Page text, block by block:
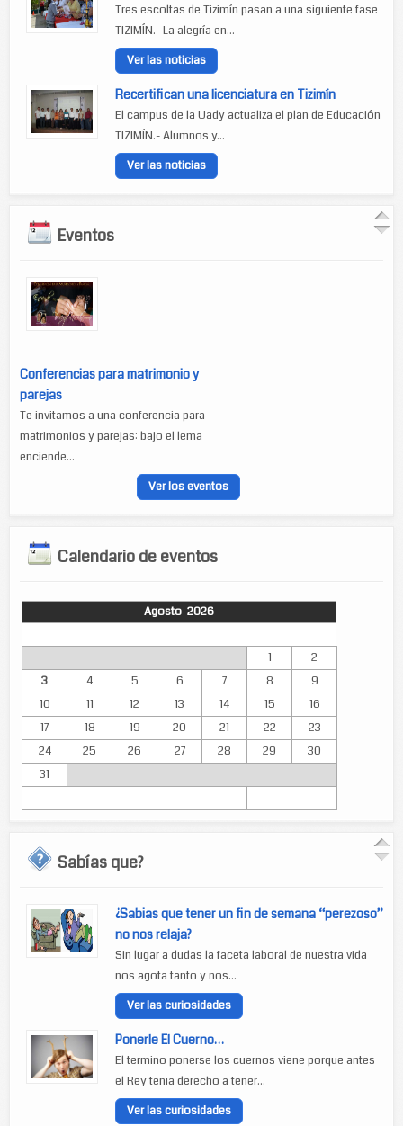
Tres escoltas de Tizimín pasan a una siguiente fase
TIZIMÍN.- La alegría en...
Ver las noticias
Recertifican una licenciatura en Tizimín
El campus de la Uady actualiza el plan de Educación
TIZIMÍN.- Alumnos y...
Ver las noticias
Eventos
Conferencias para matrimonio y
parejas
Te invitamos a una conferencia para
matrimonios y parejas: bajo el lema
enciende...
Ver los eventos
Calendario de eventos
Agosto 2026
1
2
3
4 5 6 7 8
9
10
11 12 13 14 15
16
17
18 19 20 21 22
23
24
25 26 27 28 29
30
31
Sabías que?
¿Sabias que tener un fin de semana “perezoso”
no nos relaja?
Sin lugar a dudas la faceta laboral de nuestra vida
nos agota tanto y nos...
Ver las curiosidades
Ponerle El Cuerno…
El termino ponerse los cuernos viene porque antes
el Rey tenia derecho a tener...
Ver las curiosidades